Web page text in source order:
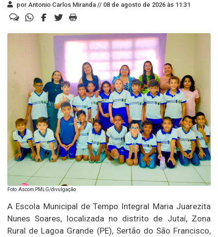
por Antonio Carlos Miranda // 08 de agosto de 2026 às 11:31
Foto: Ascom PMLG/divulgação
A Escola Municipal de Tempo Integral Maria Juarezita
Nunes Soares, localizada no distrito de Jutaí, Zona
Rural de Lagoa Grande (PE), Sertão do São Francisco,